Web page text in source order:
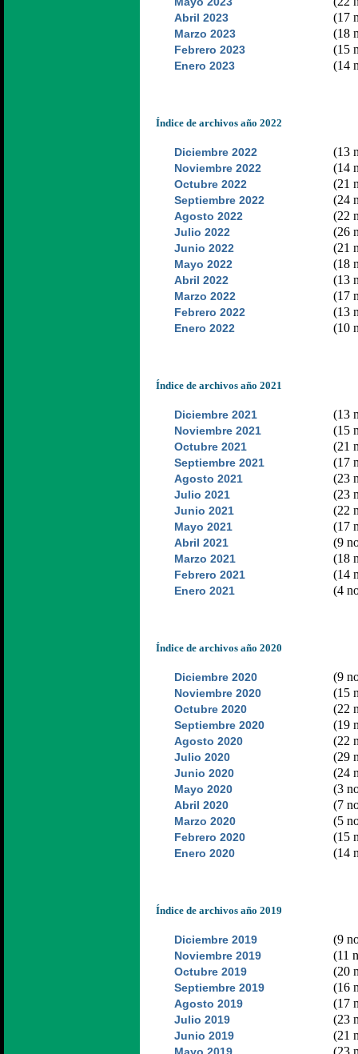
Abril 2023 (17
Marzo 2023 (18
Febrero 2023 (15
Enero 2023 (14
Índice de archivos año 2022
Diciembre 2022 (13
Noviembre 2022 (14
Octubre 2022 (21
Septiembre 2022 (24
Agosto 2022 (22
Julio 2022 (26
Junio 2022 (21
Mayo 2022 (18
Abril 2022 (13
Marzo 2022 (17
Febrero 2022 (13
Enero 2022 (10
Índice de archivos año 2021
Diciembre 2021 (13
Noviembre 2021 (15
Octubre 2021 (21
Septiembre 2021 (17
Agosto 2021 (23
Julio 2021 (23
Junio 2021 (22
Mayo 2021 (17
Abril 2021 (9
Marzo 2021 (18
Febrero 2021 (14
Enero 2021 (4
Índice de archivos año 2020
Diciembre 2020 (9
Noviembre 2020 (15
Octubre 2020 (22
Septiembre 2020 (19
Agosto 2020 (22
Julio 2020 (29
Junio 2020 (24
Mayo 2020 (3
Abril 2020 (7
Marzo 2020 (5
Febrero 2020 (15
Enero 2020 (14
Índice de archivos año 2019
Diciembre 2019 (9
Noviembre 2019 (11
Octubre 2019 (20
Septiembre 2019 (16
Agosto 2019 (17
Julio 2019 (23
Junio 2019 (21
(23